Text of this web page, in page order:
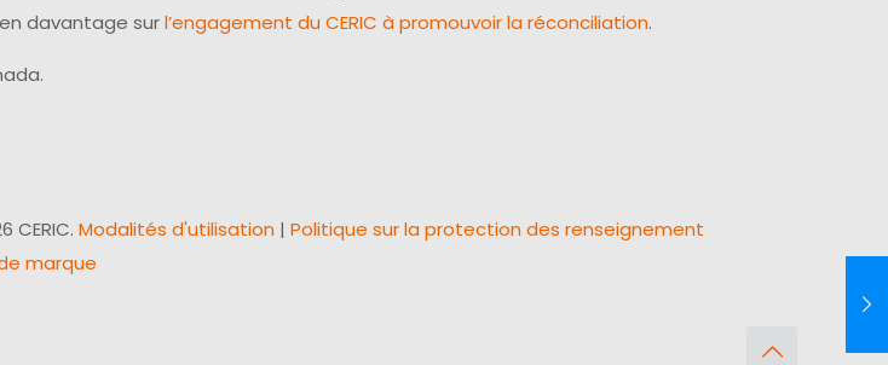
davantage surl’engagement du CERIC à promouvoir la réconciliation.
CERIC. Modalités d'utilisation | Politique sur la protection des renseignement
marque